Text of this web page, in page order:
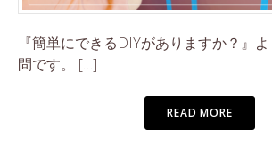
『簡単にできるDIYがありますか？』
問です。 […]
READ MORE